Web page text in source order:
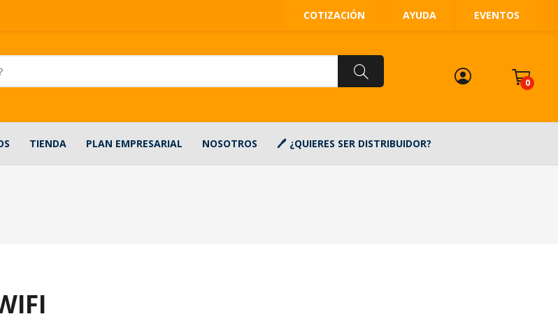
COTIZACIÓN AYUDA EVENTOS
0
TIENDA PLAN EMPRESARIAL NOSOTROS ¿QUIERES SER DISTRIBUIDOR?